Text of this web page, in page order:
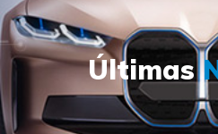
Últimas